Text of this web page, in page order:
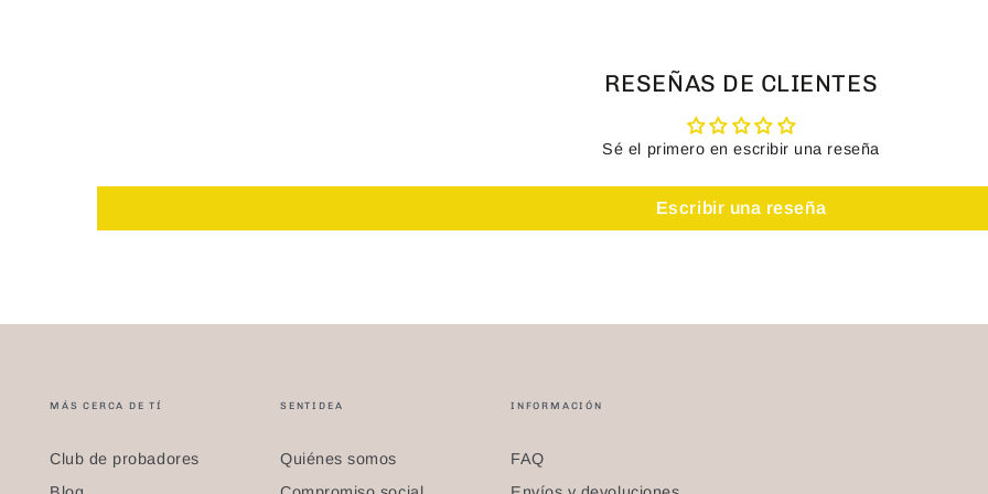
RESEÑAS DE CLIENTES
Sé el primero en escribir una reseña
Escribir una reseña
MÁS CERCA DE TÍ
Club de probadores
SENTIDEA
Quiénes somos
INFORMACIÓN
FAQ